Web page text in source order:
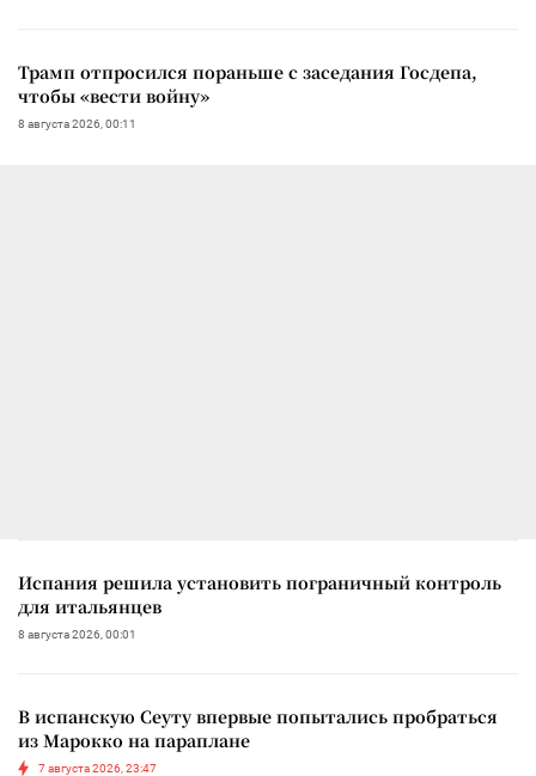
Трамп отпросился пораньше с заседания Госдепа,
чтобы «вести войну»
8 августа 2026, 00:11
Испания решила установить пограничный контроль
для итальянцев
8 августа 2026, 00:01
В испанскую Сеуту впервые попытались пробраться
из Марокко на параплане
7 августа 2026, 23:47